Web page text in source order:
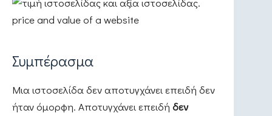
Συμπέρασμα
Μια ιστοσελίδα δεν αποτυγχάνει επειδή δεν
ήταν όμορφη. Αποτυγχάνει επειδή δεν